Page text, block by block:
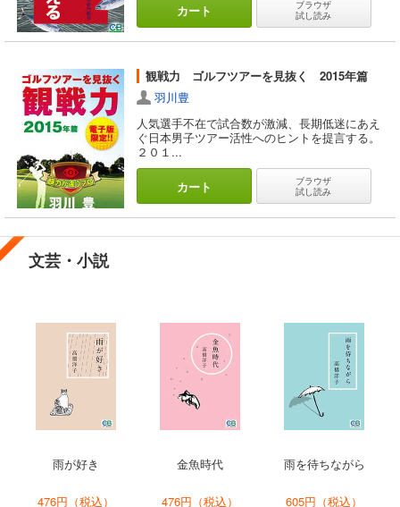
カート
ブラウザ
試し読み
観戦力 ゴルフツアーを見抜く 2015年篇
羽川豊
人気選手不在で試合数が激減、長期低迷にあえ
ぐ日本男子ツアー活性へのヒントを提言する。
２０１...
カート
ブラウザ
試し読み
文芸・小説
雨が好き
476円（税込）
金魚時代
476円（税込）
雨を待ちながら
605円（税込）